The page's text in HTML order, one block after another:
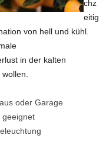
chz
eitig
von hell und kühl.
in der kalten
oder Garage
geeignet